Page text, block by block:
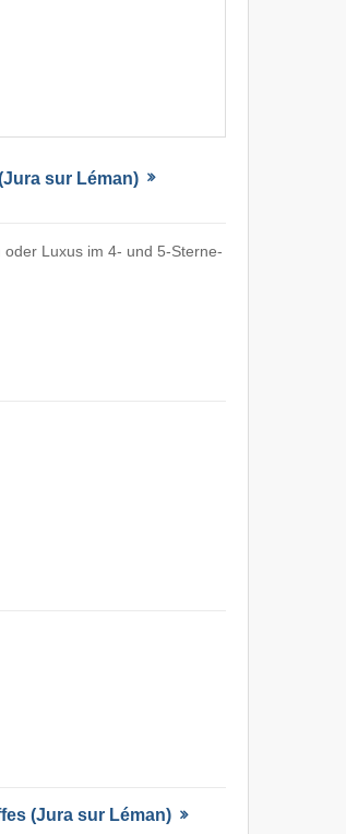
sur Léman)
Luxus im 4- und 5-Sterne-
(Jura sur Léman)